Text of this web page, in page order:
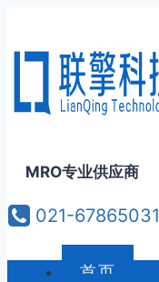
MRO专业供应商
021-67865031
首页